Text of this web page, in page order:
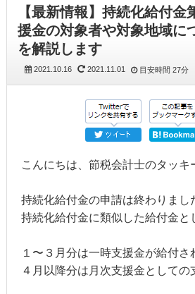
【最新情報】持続化給付金
援金の対象者や対象地域に
を解説します
2021.10.16 2021.11.01 目安時間 27分
こんにちは、節税会計士のタッキ
持続化給付金の申請は終わりまし
持続化給付金に類似した給付金と
１〜３月分は一時支援金が給付さ
４月以降分は月次支援金としての